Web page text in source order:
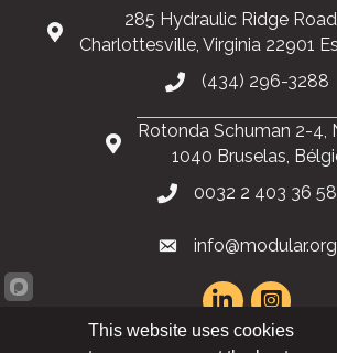
285 Hydraulic Ridge
Charlottesville, Virginia 22901
(434) 296-3288
Rotonda Schuman 2-4,
1040 Bruselas,
0032 2 403 36 58
info@modular.org
This website uses cookies